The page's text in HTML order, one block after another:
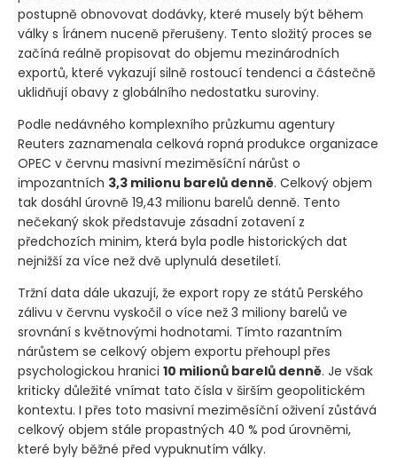
postupně obnovovat dodávky, které musely být během
války s Íránem nuceně přerušeny. Tento složitý proces se
začíná reálně propisovat do objemu mezinárodních
exportů, které vykazují silně rostoucí tendenci a částečně
uklidňují obavy z globálního nedostatku suroviny.
Podle nedávného komplexního průzkumu agentury
Reuters zaznamenala celková ropná produkce organizace
OPEC v červnu masivní meziměsíční nárůst o
impozantních 3,3 milionu barelů denně. Celkový objem
tak dosáhl úrovně 19,43 milionu barelů denně. Tento
nečekaný skok představuje zásadní zotavení z
předchozích minim, která byla podle historických dat
nejnižší za více než dvě uplynulá desetiletí.
Tržní data dále ukazují, že export ropy ze států Perského
zálivu v červnu vyskočil o více než 3 miliony barelů ve
srovnání s květnovými hodnotami. Tímto razantním
nárůstem se celkový objem exportu přehoupl přes
psychologickou hranici 10 milionů barelů denně. Je však
kriticky důležité vnímat tato čísla v širším geopolitickém
kontextu. I přes toto masivní meziměsíční oživení zůstává
celkový objem stále propastných 40 % pod úrovněmi,
které byly běžné před vypuknutím války.